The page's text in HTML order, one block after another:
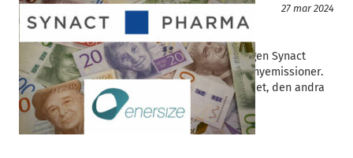
Finans/Riskkapital
27 mar 2024
Synact Pharma
Johan Olsson
De börsnoterade Lundaföretagen Synact
Pharma och Enersize aviserar nyemissioner.
Den ena aktien steg på beskedet, den andra
föll.